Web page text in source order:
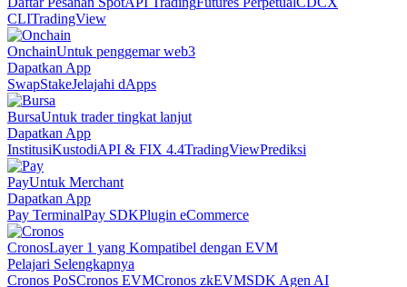
CLITradingView
OnchainUntuk penggemar web3
Dapatkan App
SwapStakeJelajahi dApps
BursaUntuk trader tingkat lanjut
Dapatkan App
InstitusiKustodiAPI & FIX 4.4TradingViewPrediksi
PayUntuk Merchant
Dapatkan App
Pay TerminalPay SDKPlugin eCommerce
CronosLayer 1 yang Kompatibel dengan EVM
Pelajari Selengkapnya
Cronos PoSCronos EVMCronos zkEVMSDK Agen AI